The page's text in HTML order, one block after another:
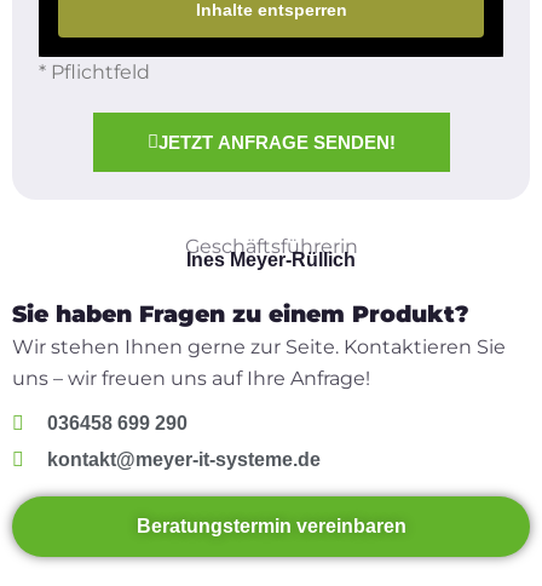
Inhalte entsperren
* Pflichtfeld
JETZT ANFRAGE SENDEN!
Geschäftsführerin
Ines Meyer-Rüllich
Sie haben Fragen zu einem Produkt?
Wir stehen Ihnen gerne zur Seite. Kontaktieren Sie
uns – wir freuen uns auf Ihre Anfrage!
036458 699 290
kontakt@meyer-it-systeme.de
Beratungstermin vereinbaren